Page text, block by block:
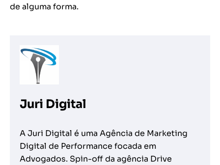
de alguma forma.
Juri Digital
A Juri Digital é uma Agência de Marketing
Digital de Performance focada em
Advogados. Spin-off da agência Drive